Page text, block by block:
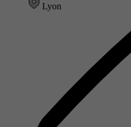
Lyon